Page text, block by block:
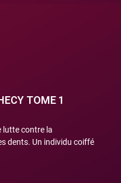
TOME 1
lutte contre la
dents. Un individu coiffé